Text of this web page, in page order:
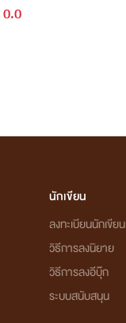
0.0
นักเขียน
ลงทะเบียนนักเขียน
วิธีการลงนิยาย
วิธีการลงอีบุ๊ก
ระบบสนับสนุน